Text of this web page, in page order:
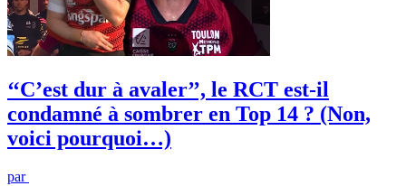
‘‘C’est dur à avaler’’, le RCT est-il
condamné à sombrer en Top 14 ? (Non,
voici pourquoi…)
par